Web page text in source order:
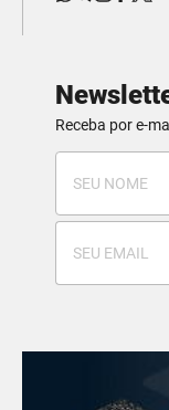
Receba por e-